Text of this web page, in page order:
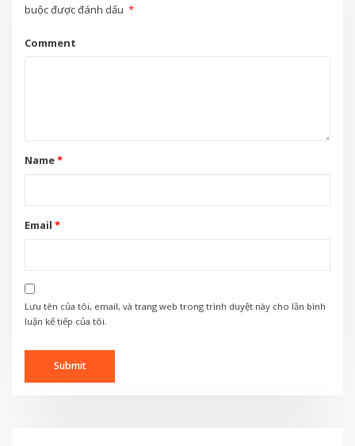
buộc được đánh dấu *
Comment
Name*
Email *
Lưu tên của tôi, email, và trang web trong trình duyệt này cho lần bình
luận kế tiếp của tôi.